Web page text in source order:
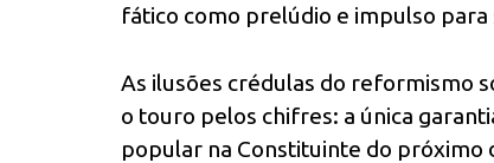
fático como prelúdio e impulso
As ilusões crédulas do reformismo
o touro pelos chifres: a única
popular na Constituinte do próximo